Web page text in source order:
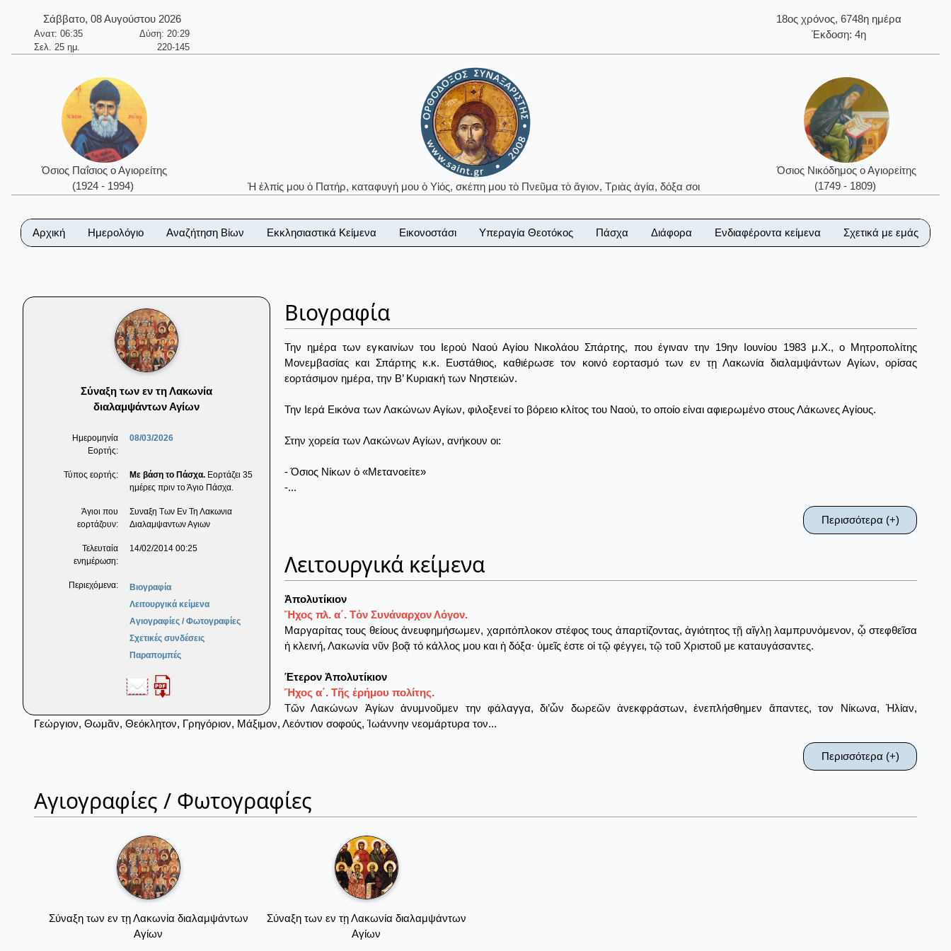
Σάββατο, 08 Αυγούστου 2026
Ανατ: 06:35
Δύση: 20:29
Σελ. 25 ημ.
220-145
18ος χρόνος, 6748η ημέρα
Έκδοση: 4η
Όσιος Παΐσιος ο Αγιορείτης
(1924 - 1994)
Ἡ ἐλπίς μου ὁ Πατήρ, καταφυγή μου ὁ Υἱός, σκέπη μου τὸ Πνεῦμα τὸ ἅγιον, Τριὰς ἁγία, δόξα σοι
Όσιος Νικόδημος ο Αγιορείτης
(1749 - 1809)
Αρχική Ημερολόγιο Αναζήτηση Βίων Εκκλησιαστικά Κείμενα Εικονοστάσι Υπεραγία Θεοτόκος Πάσχα Διάφορα Ενδιαφέροντα κείμενα Σχετικά με εμάς
Σύναξη των εν τη Λακωνία
διαλαμψάντων Αγίων
Ημερομηνία
Εορτής:
08/03/2026
Τύπος εορτής: Με βάση το Πάσχα. Εορτάζει 35
ημέρες πριν το Άγιο Πάσχα.
Άγιοι που
εορτάζουν:
Συναξη Των Εν Τη Λακωνια
Διαλαμψαντων Αγιων
Τελευταία
ενημέρωση:
14/02/2014 00:25
Περιεχόμενα:
Βιογραφία
Λειτουργικά κείμενα
Αγιογραφίες / Φωτογραφίες
Σχετικές συνδέσεις
Παραπομπές
Βιογραφία
Την ημέρα των εγκαινίων του Ιερού Ναού Αγίου Νικολάου Σπάρτης, που έγιναν την 19ην Ιουνίου 1983 μ.Χ., ο Μητροπολίτης
Μονεμβασίας και Σπάρτης κ.κ. Ευστάθιος, καθιέρωσε τον κοινό εορτασμό των εν τῃ Λακωνία διαλαμψάντων Αγίων, ορίσας
εορτάσιμον ημέρα, την Β’ Κυριακή των Νηστειών.
Την Ιερά Εικόνα των Λακώνων Αγίων, φιλοξενεί το βόρειο κλίτος του Ναού, το οποίο είναι αφιερωμένο στους Λάκωνες Αγίους.
Στην χορεία των Λακώνων Αγίων, ανήκουν οι:
- Όσιος Νίκων ὁ «Μετανοείτε»
-...
Περισσότερα (+)
Λειτουργικά κείμενα
Ἀπολυτίκιον
Ἤχος πλ. α΄. Τὀν Συνάναρχον Λόγον.
Μαργαρίτας τους θείους ἀνευφημήσωμεν, χαριτόπλοκον στέφος τους ἀπαρτίζοντας, ἁγιότητος τῇ αἴγλῃ λαμπρυνόμενον, ᾧ στεφθεῖσα
ἡ κλεινή, Λακωνία νῦν βοᾷ τό κάλλος μου και ἡ δόξα∙ ὑμεῖς ἐστε οἱ τῷ φέγγει, τῷ τοῦ Χριστοῦ με καταυγάσαντες.
Έτερον Ἀπολυτίκιον
Ἤχος α΄. Τῆς ἐρήμου πολίτης.
Τῶν Λακώνων Ἁγίων ἀνυμνοῦμεν την φάλαγγα, δι’ὧν δωρεῶν ἀνεκφράστων, ἐνεπλήσθημεν ἅπαντες, τον Νίκωνα, Ἠλίαν,
Γεώργιον, Θωμᾶν, Θεόκλητον, Γρηγόριον, Μάξιμον, Λεόντιον σοφούς, Ἰωάννην νεομάρτυρα τον...
Περισσότερα (+)
Αγιογραφίες / Φωτογραφίες
Σύναξη των εν τῃ Λακωνία διαλαμψάντων
Αγίων
Σύναξη των εν τῃ Λακωνία διαλαμψάντων
Αγίων